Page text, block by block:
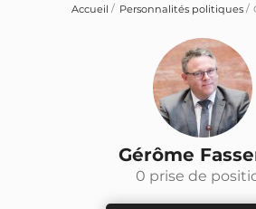
Accueil Personnalités politiques
Gérôme
0 prise de